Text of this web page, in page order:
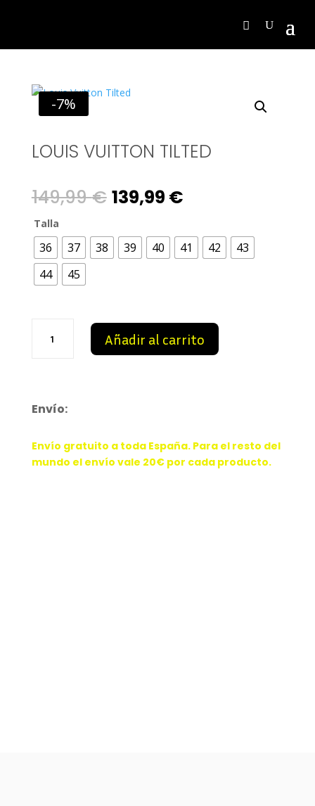
-7%
LOUIS VUITTON TILTED
149,99€ Original
was:
139,99 €Current
is:
Talla
36 37 38 39 40 41 42
43
44
45
Vuitton
Añadir al carrito
Envío:
Envío gratuito a toda España. Para el resto del
mundo el envío vale 20€ por cada producto.